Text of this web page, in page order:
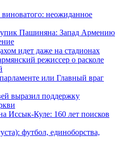
неожиданное
Пашиняна: Запад Армению
идет даже на стадионах
режиссер о расколе
или Главный враг
выразил поддержку
Иссык-Куле: 160 лет поисков
футбол, единоборства,